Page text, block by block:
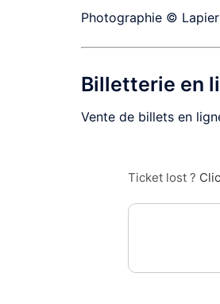
Photographie ©
Billetterie en
Vente de billets en